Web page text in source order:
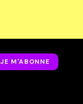
JE M'ABONNE